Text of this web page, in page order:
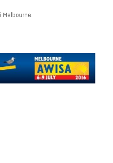
Melbourne.